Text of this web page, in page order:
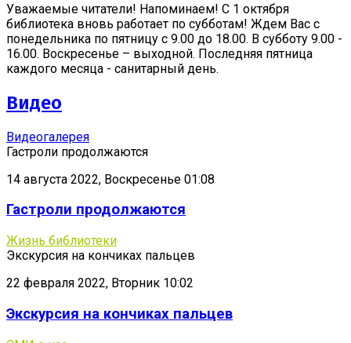
Уважаемые читатели! Напоминаем! С 1 октября
библиотека вновь работает по субботам! Ждем Вас с
понедельника по пятницу с 9.00 до 18.00. В субботу 9.00 -
16.00. Воскресенье – выходной. Последняя пятница
каждого месяца - санитарный день.
Видео
Видеогалерея
Гастроли продолжаются
14 августа 2022, Воскресенье 01:08
Гастроли продолжаются
Жизнь библиотеки
Экскурсия на кончиках пальцев
22 февраля 2022, Вторник 10:02
Экскурсия на кончиках пальцев